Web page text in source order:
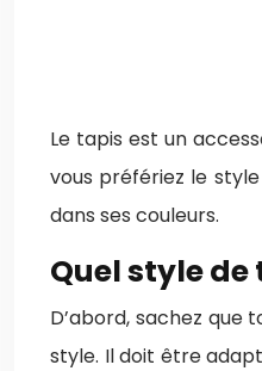
Le tapis est un
vous préfériez le
dans ses couleurs.
Quel style de
D’abord, sachez que
style. Il doit être